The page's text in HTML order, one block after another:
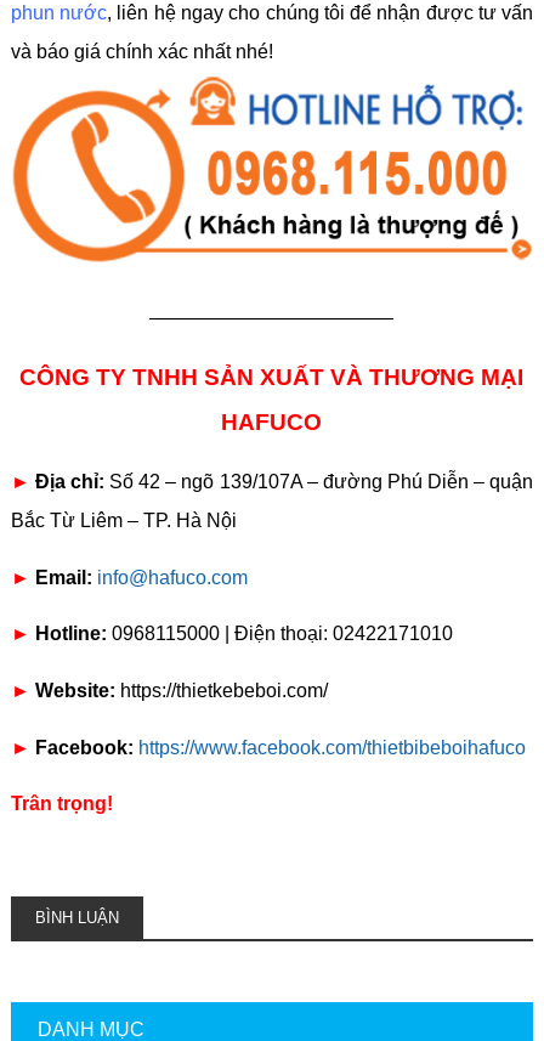
phun nước, liên hệ ngay cho chúng tôi để nhận được tư vấn
và báo giá chính xác nhất nhé!
————————————–
CÔNG TY TNHH SẢN XUẤT VÀ THƯƠNG MẠI
HAFUCO
► Địa chỉ: Số 42 – ngõ 139/107A – đường Phú Diễn – quận
Bắc Từ Liêm – TP. Hà Nội
► Email: info@hafuco.com
► Hotline: 0968115000 | Điện thoại: 02422171010
► Website: https://thietkebeboi.com/
► Facebook: https://www.facebook.com/thietbibeboihafuco
Trân trọng!
BÌNH LUẬN
DANH MỤC